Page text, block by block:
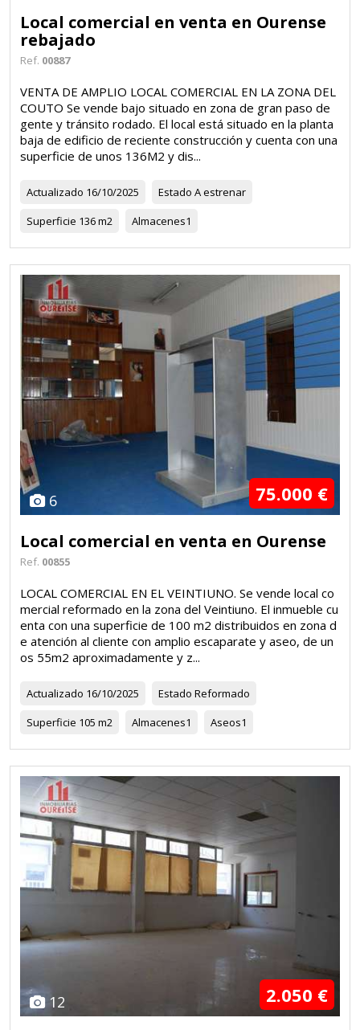
Local comercial en venta en Ourense
rebajado
Ref. 00887
VENTA DE AMPLIO LOCAL COMERCIAL EN LA ZONA DEL
COUTO Se vende bajo situado en zona de gran paso de
gente y tránsito rodado. El local está situado en la planta
baja de edificio de reciente construcción y cuenta con una
superficie de unos 136M2 y dis...
Actualizado 16/10/2025 Estado A estrenar
Superficie 136 m2 Almacenes1
6 75.000 €
Local comercial en venta en Ourense
Ref. 00855
LOCAL COMERCIAL EN EL VEINTIUNO. Se vende local co
mercial reformado en la zona del Veintiuno. El inmueble cu
enta con una superficie de 100 m2 distribuidos en zona d
e atención al cliente con amplio escaparate y aseo, de un
os 55m2 aproximadamente y z...
Actualizado 16/10/2025 Estado Reformado
Superficie 105 m2 Almacenes1 Aseos1
12 2.050 €